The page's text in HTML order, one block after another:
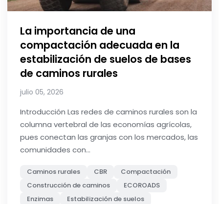
La importancia de una
compactación adecuada en la
estabilización de suelos de bases
de caminos rurales
julio 05, 2026
Introducción Las redes de caminos rurales son la
columna vertebral de las economías agrícolas,
pues conectan las granjas con los mercados, las
comunidades con...
Caminos rurales CBR
Compactación
Construcción de caminos
ECOROADS
Enzimas
Estabilización de suelos